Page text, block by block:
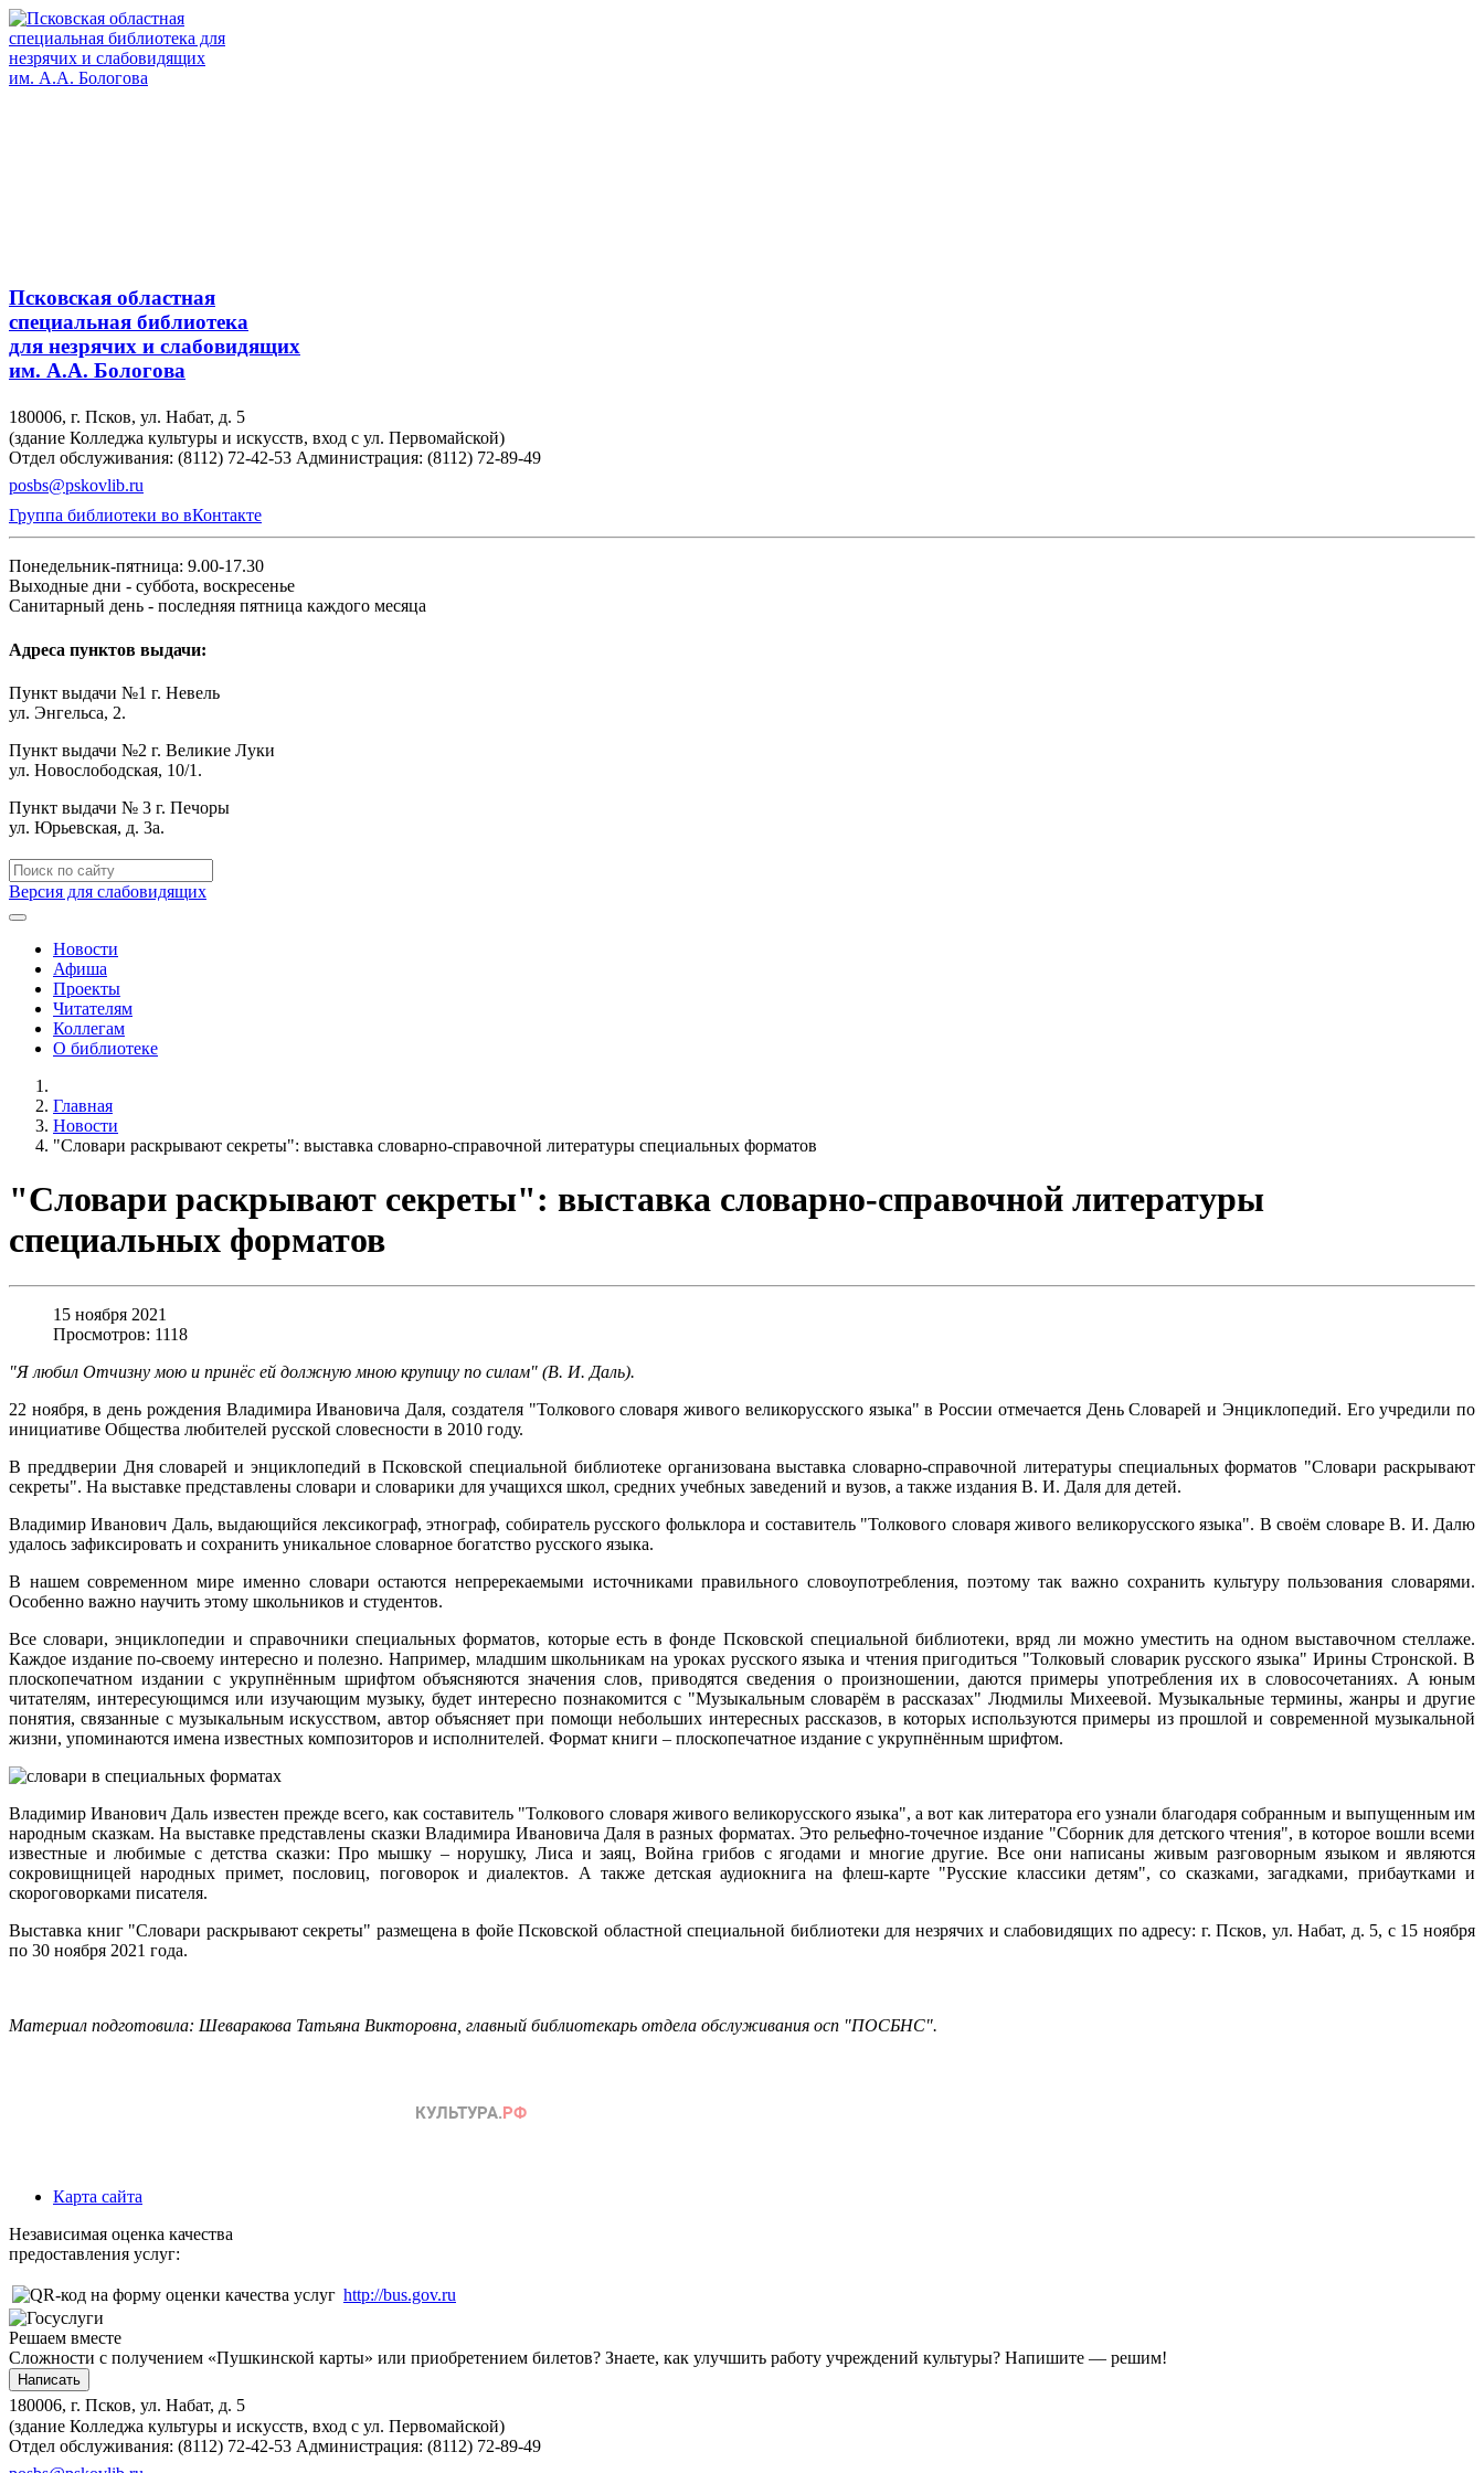
Псковская областная
специальная библиотека
для незрячих и слабовидящих
им. А.А. Бологова
180006, г. Псков, ул. Набат, д. 5
(здание Колледжа культуры и искусств, вход с ул. Первомайской)
Отдел обслуживания: (8112) 72-42-53 Администрация: (8112) 72-89-49
posbs@pskovlib.ru
Группа библиотеки во вКонтакте
Понедельник-пятница: 9.00-17.30
Выходные дни - суббота, воскресенье
Санитарный день - последняя пятница каждого месяца
Адреса пунктов выдачи:
Пункт выдачи №1 г. Невель
ул. Энгельса, 2.
Пункт выдачи №2 г. Великие Луки
ул. Новослободская, 10/1.
Пункт выдачи № 3 г. Печоры
ул. Юрьевская, д. 3а.
Версия для слабовидящих
Новости
Афиша
Проекты
Читателям
Коллегам
О библиотеке
Главная
Новости
"Словари раскрывают секреты": выставка словарно-справочной литературы специальных форматов
"Словари раскрывают секреты": выставка словарно-справочной литературы
специальных форматов
15 ноября 2021
Просмотров: 1118
"Я любил Отчизну мою и принёс ей должную мною крупицу по силам" (В. И. Даль).
22 ноября, в день рождения Владимира Ивановича Даля, создателя "Толкового словаря живого великорусского языка" в России отмечается День Словарей и Энциклопедий. Его учредили по
инициативе Общества любителей русской словесности в 2010 году.
В преддверии Дня словарей и энциклопедий в Псковской специальной библиотеке организована выставка словарно-справочной литературы специальных форматов "Словари раскрывают
секреты". На выставке представлены словари и словарики для учащихся школ, средних учебных заведений и вузов, а также издания В. И. Даля для детей.
Владимир Иванович Даль, выдающийся лексикограф, этнограф, собиратель русского фольклора и составитель "Толкового словаря живого великорусского языка". В своём словаре В. И. Далю
удалось зафиксировать и сохранить уникальное словарное богатство русского языка.
В нашем современном мире именно словари остаются непререкаемыми источниками правильного словоупотребления, поэтому так важно сохранить культуру пользования словарями.
Особенно важно научить этому школьников и студентов.
Все словари, энциклопедии и справочники специальных форматов, которые есть в фонде Псковской специальной библиотеки, вряд ли можно уместить на одном выставочном стеллаже.
Каждое издание по-своему интересно и полезно. Например, младшим школьникам на уроках русского языка и чтения пригодиться "Толковый словарик русского языка" Ирины Стронской. В
плоскопечатном издании с укрупнённым шрифтом объясняются значения слов, приводятся сведения о произношении, даются примеры употребления их в словосочетаниях. А юным
читателям, интересующимся или изучающим музыку, будет интересно познакомится с "Музыкальным словарём в рассказах" Людмилы Михеевой. Музыкальные термины, жанры и другие
понятия, связанные с музыкальным искусством, автор объясняет при помощи небольших интересных рассказов, в которых используются примеры из прошлой и современной музыкальной
жизни, упоминаются имена известных композиторов и исполнителей. Формат книги – плоскопечатное издание с укрупнённым шрифтом.
Владимир Иванович Даль известен прежде всего, как составитель "Толкового словаря живого великорусского языка", а вот как литератора его узнали благодаря собранным и выпущенным им
народным сказкам. На выставке представлены сказки Владимира Ивановича Даля в разных форматах. Это рельефно-точечное издание "Сборник для детского чтения", в которое вошли всеми
известные и любимые с детства сказки: Про мышку – норушку, Лиса и заяц, Война грибов с ягодами и многие другие. Все они написаны живым разговорным языком и являются
сокровищницей народных примет, пословиц, поговорок и диалектов. А также детская аудиокнига на флеш-карте "Русские классики детям", со сказками, загадками, прибаутками и
скороговорками писателя.
Выставка книг "Словари раскрывают секреты" размещена в фойе Псковской областной специальной библиотеки для незрячих и слабовидящих по адресу: г. Псков, ул. Набат, д. 5, с 15 ноября
по 30 ноября 2021 года.
Материал подготовила: Шеваракова Татьяна Викторовна, главный библиотекарь отдела обслуживания осп "ПОСБНС".
Карта сайта
Независимая оценка качества
предоставления услуг:
http://bus.gov.ru
Решаем вместе
Сложности с получением «Пушкинской карты» или приобретением билетов? Знаете, как улучшить работу учреждений культуры? Напишите — решим!
Написать
180006, г. Псков, ул. Набат, д. 5
(здание Колледжа культуры и искусств, вход с ул. Первомайской)
Отдел обслуживания: (8112) 72-42-53 Администрация: (8112) 72-89-49